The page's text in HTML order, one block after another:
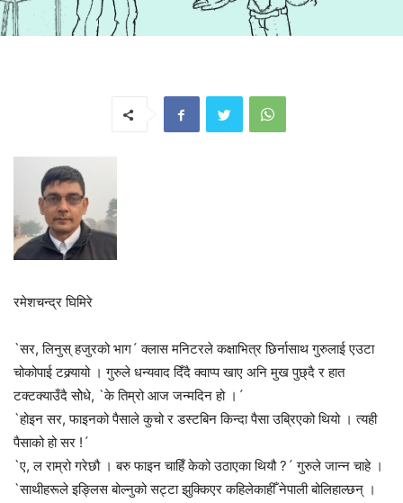
रमेशचन्द्र घिमिरे
`सर, लिनुस् हजुरको भाग´ क्लास मनिटरले कक्षाभित्र छिर्नासाथ गुरुलाई एउटा
चोकोपाई टक्र्यायो । गुरुले धन्यवाद दिँदै क्वाप्प खाए अनि मुख पुछ्दै र हात
टक्टक्याउँदै सोेधे, `के तिम्रो आज जन्मदिन हो ।´
`होइन सर, फाइनको पैसाले कुचो र डस्टबिन किन्दा पैसा उब्रिएको थियो । त्यही
पैसाको हो सर !´
`ए, ल राम्रो गरेछौ । बरु फाइन चाहिँ केको उठाएका थियौ ?´ गुरुले जान्न चाहे ।
`साथीहरूले इङ्लिस बोल्नुको सट्टा झुक्किएर कहिलेकाहीँ नेपाली बोलिहाल्छन् ।